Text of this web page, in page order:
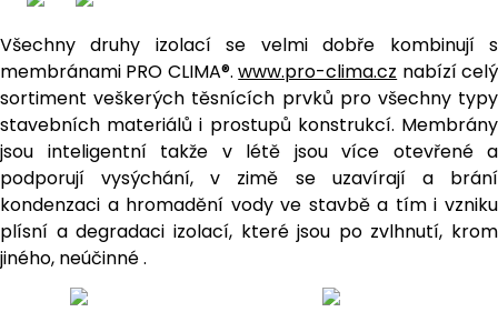
Všechny druhy izolací se velmi dobře kombinují s
membránami PRO CLIMA®.www.pro-clima.cz nabízí celý
sortiment veškerých těsnících prvků pro všechny typy
stavebních materiálů i prostupů konstrukcí. Membrány
jsou inteligentní takže v létě jsou více otevřené a
podporují vysýchání, v zimě se uzavírají a brání
kondenzaci a hromadění vody ve stavbě a tím i vzniku
plísní a degradaci izolací, které jsou po zvlhnutí, krom
jiného, neúčinné .